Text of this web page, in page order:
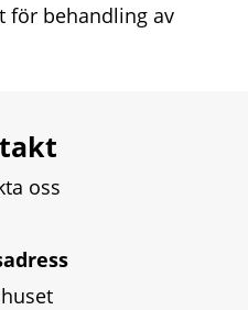
för behandling av
oss